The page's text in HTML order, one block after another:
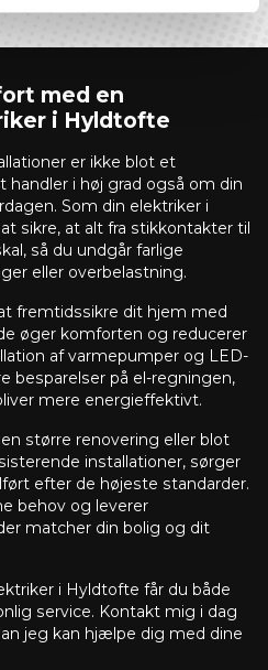
med en
i Hyldtofte
er ikke blot et
i høj grad også om din
Som din elektriker i
sikre, at alt fra stikkontakter til
så du undgår farlige
eller overbelastning.
fremtidssikre dit hjem med
øger komforten og reducerer
af varmepumper og LED-
besparelser på el-regningen,
mere energieffektivt.
større renovering eller blot
installationer, sørger
efter de højeste standarder.
behov og leverer
matcher din bolig og dit
i Hyldtofte får du både
service. Kontakt mig i dag
jeg kan hjælpe dig med dine